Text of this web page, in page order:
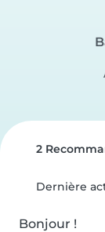
2
Dernière
Bonjour !